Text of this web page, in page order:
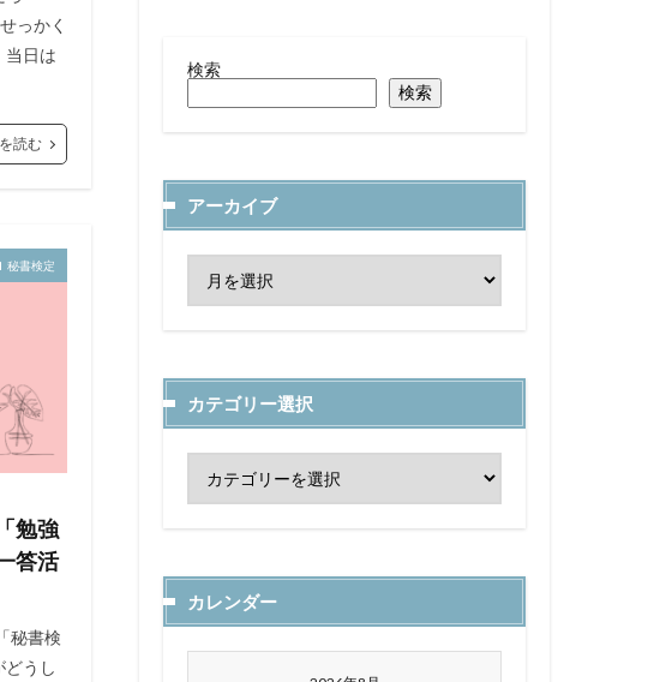
っかく
当日は
読む
秘書検定
勉強
答活
秘書検
うし
検索
検索
アーカイブ
カテゴリー選択
カレンダー